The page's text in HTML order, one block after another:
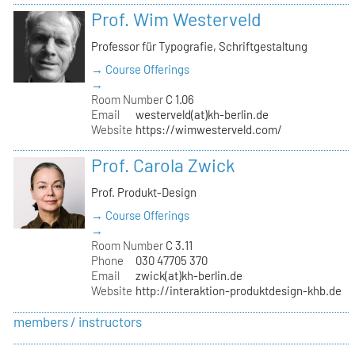
Prof. Wim Westerveld
Professor für Typografie, Schriftgestaltung
→ Course Offerings
→
Room Number C 1.06
Email
westerveld(at)kh-berlin.de
Website https://wimwesterveld.com/
Prof. Carola Zwick
Prof. Produkt-Design
→ Course Offerings
→
Room Number C 3.11
Phone
030 47705 370
Email
zwick(at)kh-berlin.de
Website http://interaktion-produktdesign-khb.de
members / instructors